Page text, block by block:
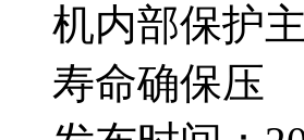
机内部保护
寿命确保压